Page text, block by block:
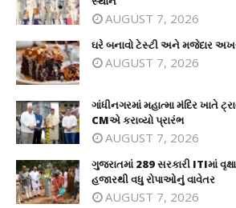
AUGUST 7, 2026
ઘરે બનાવો ટેસ્ટી અને મજેદાર
AUGUST 7, 2026
ગાંધીનગરમાં મહાત્મા મંદિર ખાતે
CMએ કરાવ્યો પ્રારંભ
AUGUST 7, 2026
ગુજરાતમાં 289 સરકારી ITIમાં
હજારથી વધુ રોપાઓનું વાવેતર
AUGUST 7, 2026